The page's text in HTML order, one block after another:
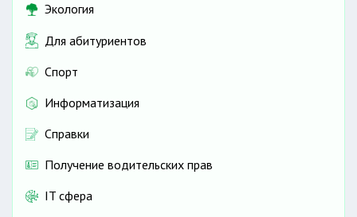
Экология
Для абитуриентов
Спорт
Информатизация
Справки
Получение водительских прав
IT сфера